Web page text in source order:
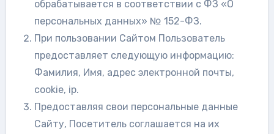
обрабатывается в соответствии с ФЗ «О
персональных данных» № 152-ФЗ.
При пользовании Сайтом Пользователь
предоставляет следующую информацию:
Фамилия, Имя, адрес электронной почты,
cookie, ip.
Предоставляя свои персональные данные
Сайту, Посетитель соглашается на их